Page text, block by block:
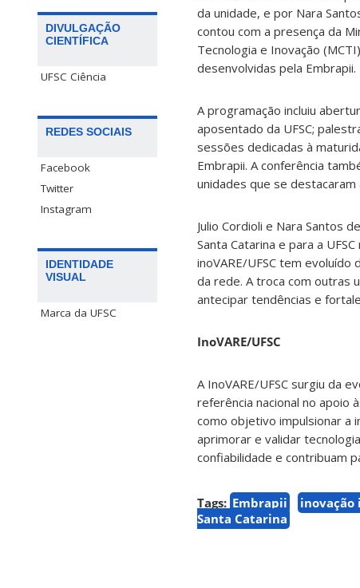
DIVULGAÇÃO
CIENTÍFICA
UFSC Ciência
REDES SOCIAIS
Facebook
Twitter
Instagram
IDENTIDADE
VISUAL
Marca da UFSC
da unidade, e por Nara
contou com a presença da
Tecnologia e Inovação
desenvolvidas pela Embrapii.
A programação incluiu
aposentado da UFSC;
sessões dedicadas à
Embrapii. A conferência
unidades que se
Julio Cordioli e Nara Santos
Santa Catarina e para a
inoVARE/UFSC tem
da rede. A troca com outras
antecipar tendências e
InoVARE/UFSC
A InoVARE/UFSC surgiu da
referência nacional no apoio
como objetivo impulsionar a
aprimorar e validar
confiabilidade e contribuam
Tags: Embrapii
Santa Catarina